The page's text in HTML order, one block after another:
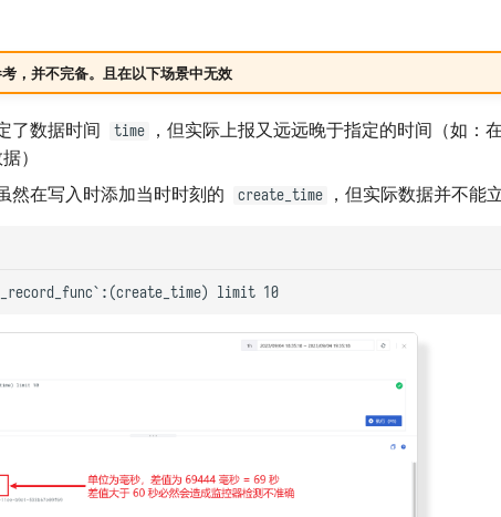
，并不完备。且在以下场景中无效
了数据时间 time
，但实际上报又远远晚于指定的时间（如
）
然在写入时添加当时时刻的
create_time ，但实际数据并不能